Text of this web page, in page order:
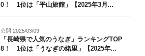
0！ 1位は「平山旅館」【2025年3月...
公開 2025/03/09
「長崎県で人気のうなぎ」ランキングTOP
8！ 1位は「うなぎの緒里」【2025年...